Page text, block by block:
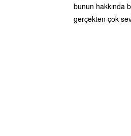
bunun hakkında
gerçekten çok